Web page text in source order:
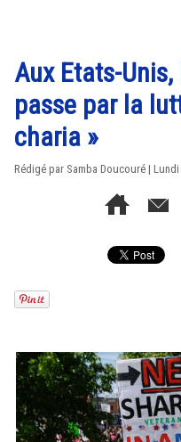
Aux Etats-
passe par la
charia »
Rédigé par Samba Doucouré |